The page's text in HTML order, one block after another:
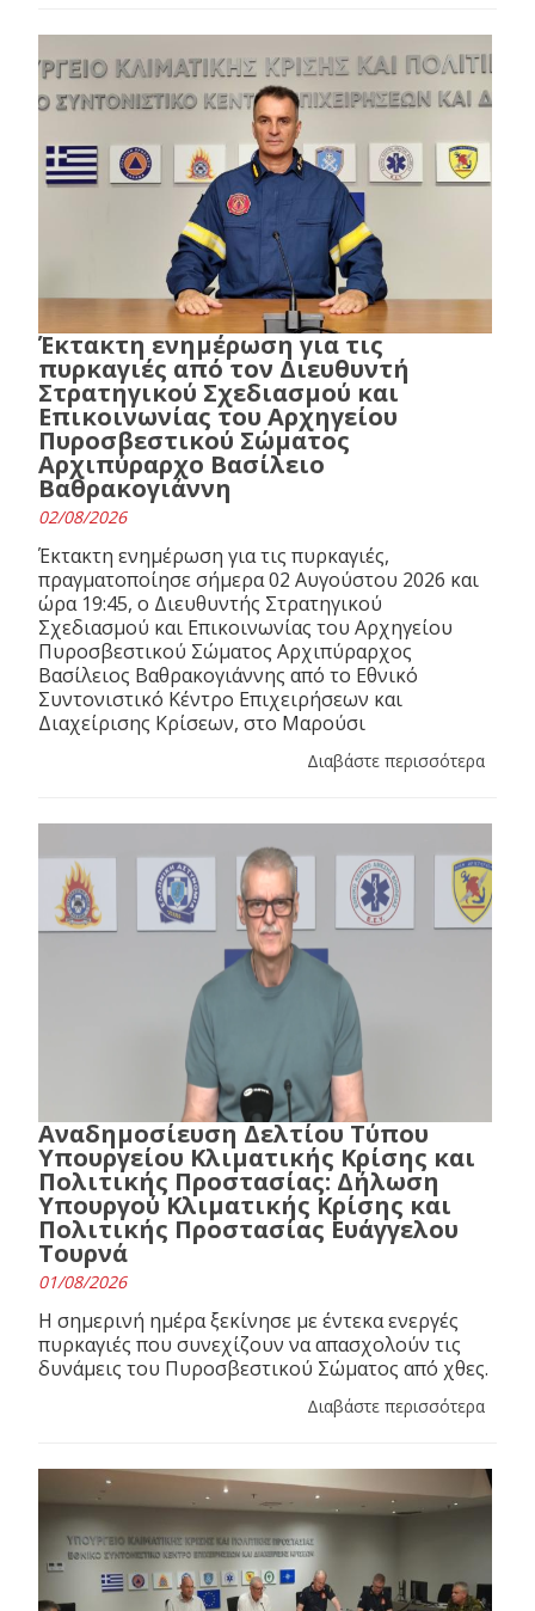
Έκτακτη ενημέρωση για τις
πυρκαγιές από τον Διευθυντή
Στρατηγικού Σχεδιασμού και
Επικοινωνίας του Αρχηγείου
Πυροσβεστικού Σώματος
Αρχιπύραρχο Βασίλειο
Βαθρακογιάννη
02/08/2026
Έκτακτη ενημέρωση για τις πυρκαγιές,
πραγματοποίησε σήμερα 02 Αυγούστου 2026 και
ώρα 19:45, ο Διευθυντής Στρατηγικού
Σχεδιασμού και Επικοινωνίας του Αρχηγείου
Πυροσβεστικού Σώματος Αρχιπύραρχος
Βασίλειος Βαθρακογιάννης από το Εθνικό
Συντονιστικό Κέντρο Επιχειρήσεων και
Διαχείρισης Κρίσεων, στο Μαρούσι
Διαβάστε περισσότερα
Αναδημοσίευση Δελτίου Τύπου
Υπουργείου Κλιματικής Κρίσης και
Πολιτικής Προστασίας: Δήλωση
Υπουργού Κλιματικής Κρίσης και
Πολιτικής Προστασίας Ευάγγελου
Τουρνά
01/08/2026
Η σημερινή ημέρα ξεκίνησε με έντεκα ενεργές
πυρκαγιές που συνεχίζουν να απασχολούν τις
δυνάμεις του Πυροσβεστικού Σώματος από χθες.
Διαβάστε περισσότερα